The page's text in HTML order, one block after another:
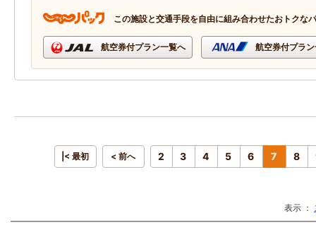
この施設と交通手段を自由に組み合わせたおトクな
航空券付プラン一覧へ 航空券付プラ
|< 最初 < 前へ 2 3 4 5 6 7 8
表示 ：